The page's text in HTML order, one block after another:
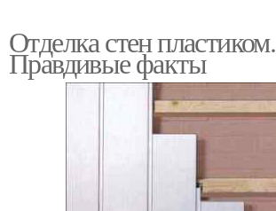
Отделка стен пластиком.
Правдивые факты